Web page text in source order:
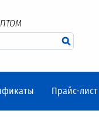
Прайс-лист